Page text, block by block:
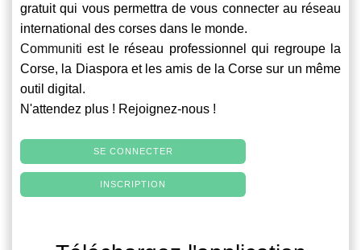
gratuit qui vous permettra de vous connecter au réseau
international des corses dans le monde.
Communiti est le réseau professionnel qui regroupe la
Corse, la Diaspora et les amis de la Corse sur un même
outil digital.
N'attendez plus ! Rejoignez-nous !
SE CONNECTER
INSCRIPTION